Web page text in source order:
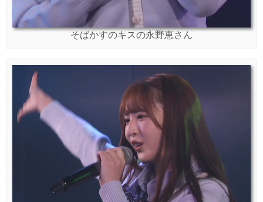
そばかすのキスの永野恵さん